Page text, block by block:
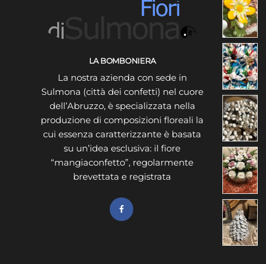
LA BOMBONIERA
La nostra azienda con sede in
Sulmona (città dei confetti) nel cuore
dell’Abruzzo, è specializzata nella
produzione di composizioni floreali la
cui essenza caratterizzante è basata
su un’idea esclusiva: il fiore
“mangiaconfetto”, regolarmente
brevettata e registrata